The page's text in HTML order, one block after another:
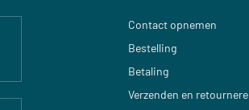
Contact opnemen
Bestelling
Betaling
Verzenden en